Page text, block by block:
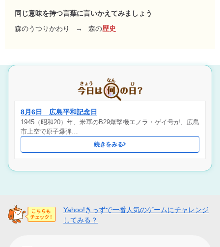
同じ意味を持つ言葉に言いかえてみましょう
森のうつりかわり
→ 森の歴史
8月6日 広島平和記念日
1945（昭和20）年、米軍のB29爆撃機エノラ・ゲイ号が、広島
市上空で原子爆弾…
続きをみる
Yahoo!きっずで一番人気のゲームにチャレンジ
してみる？